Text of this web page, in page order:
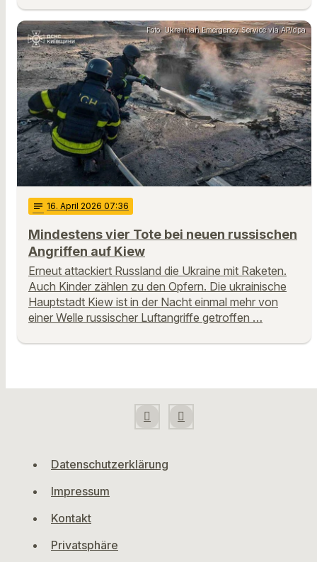
Foto: Ukrainian Emergency Service via AP/dpa
notes 16. April 2026 07:36
Mindestens vier Tote bei neuen russischen
Angriffen auf Kiew
Erneut attackiert Russland die Ukraine mit Raketen.
Auch Kinder zählen zu den Opfern. Die ukrainische
Hauptstadt Kiew ist in der Nacht einmal mehr von
einer Welle russischer Luftangriffe getroffen …
Datenschutzerklärung
Impressum
Kontakt
Privatsphäre